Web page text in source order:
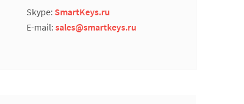
Skype: SmartKeys.ru
E-mail: sales@smartkeys.ru